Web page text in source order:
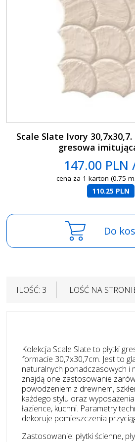
Scale Slate Ivory
gresowa
147.00 PLN
cena za 1 karton (0.75
110.25 PLN
Do
ILOŚĆ: 3 ILOŚĆ NA
Kolekcja Scale Slate to płytki
formacie 30,7x30,7cm. Jest to
naturalnych ponadczasowych i
znajdą one zastosowanie
powodzeniem z drewnem,
każdego stylu oraz
łazience, kuchni. Parametry
dekoruje pomieszczenia
Zastosowanie: płytki ścienne,